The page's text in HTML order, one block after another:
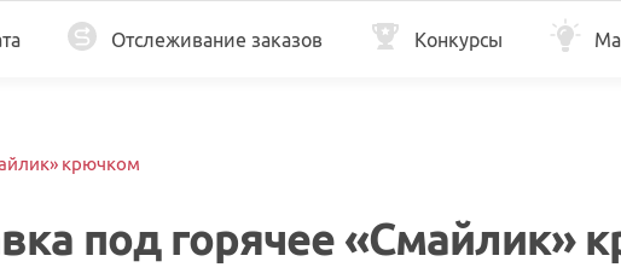
Отслеживание заказов Конкурсы
крючком
под горячее «Смайлик»